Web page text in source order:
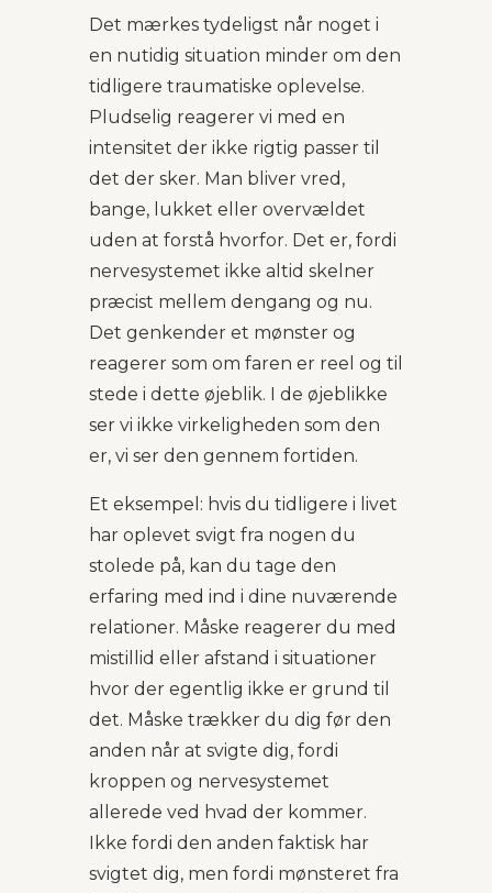
Det mærkes tydeligst når noget i
en nutidig situation minder om den
tidligere traumatiske oplevelse.
Pludselig reagerer vi med en
intensitet der ikke rigtig passer til
det der sker. Man bliver vred,
bange, lukket eller overvældet
uden at forstå hvorfor. Det er, fordi
nervesystemet ikke altid skelner
præcist mellem dengang og nu.
Det genkender et mønster og
reagerer som om faren er reel og til
stede i dette øjeblik. I de øjeblikke
ser vi ikke virkeligheden som den
er, vi ser den gennem fortiden.
Et eksempel: hvis du tidligere i livet
har oplevet svigt fra nogen du
stolede på, kan du tage den
erfaring med ind i dine nuværende
relationer. Måske reagerer du med
mistillid eller afstand i situationer
hvor der egentlig ikke er grund til
det. Måske trækker du dig før den
anden når at svigte dig, fordi
kroppen og nervesystemet
allerede ved hvad der kommer.
Ikke fordi den anden faktisk har
svigtet dig, men fordi mønsteret fra